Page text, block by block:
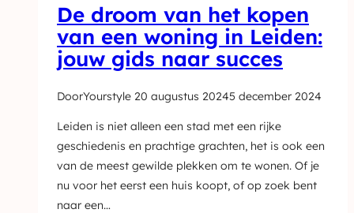
De droom van het kopen
van een woning in Leiden:
jouw gids naar succes
DoorYourstyle 20 augustus 20245 december 2024
Leiden is niet alleen een stad met een rijke
geschiedenis en prachtige grachten, het is ook een
van de meest gewilde plekken om te wonen. Of je
nu voor het eerst een huis koopt, of op zoek bent
naar een…